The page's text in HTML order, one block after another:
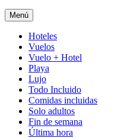
Menú
Hoteles
Vuelos
Vuelo + Hotel
Playa
Lujo
Todo Incluido
Comidas incluidas
Solo adultos
Fin de semana
Última hora